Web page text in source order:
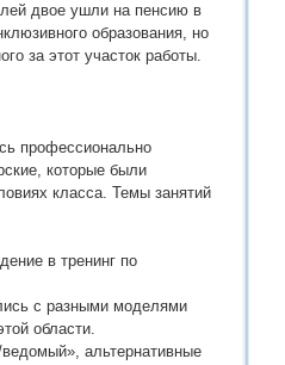
двое ушли на пенсию в
образования, но
за этот участок работы.
профессионально
которые были
класса. Темы занятий
в тренинг по
с разными моделями
области.
альтернативные